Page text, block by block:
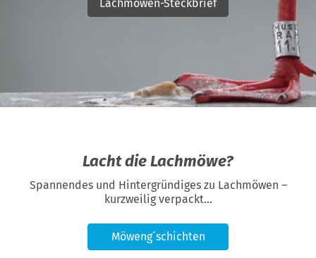
Lachmöwen-Steckbrief
Lacht die Lachmöwe?
Spannendes und Hintergründiges zu Lachmöwen –
kurzweilig verpackt...
Möweng´schichten